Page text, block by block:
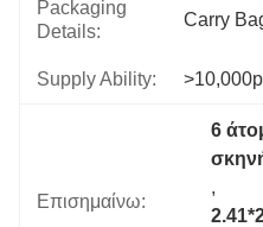
Packaging
Details:
Carry
Supply Ability:
Επισημαίνω:
6
,